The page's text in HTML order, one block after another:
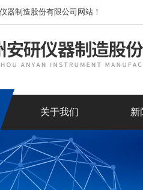
器制造股份有限公司网站！
关于我们 新